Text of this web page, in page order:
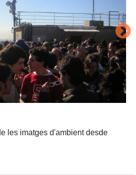
les imatges d'ambient desde